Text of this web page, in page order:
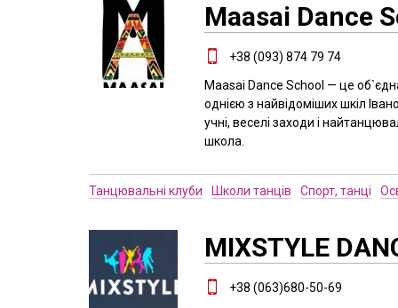
Maasai Dance
+38 (093) 874 79 74
Maasai Dance School — це
однією з найвідоміших шкіл
учні, веселі заходи і
школа.
Танцювальні клуби Школи танців Спорт, танці
MIXSTYLE
+38 (063)680-50-69